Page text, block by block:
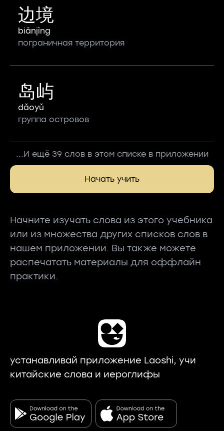
边境
biānjìng
пограничная территория
岛屿
dǎoyǔ
группа островов
...И ещё 39 слов в этом списке в приложении
Начать учить
Начните изучать слова из этого учебника
или из множества других списков слов в
нашем приложении. Вы также можете
распечатать материалы для оффлайн
практики.
устанавливай приложение Laoshi, учи
китайские слова и иероглифы